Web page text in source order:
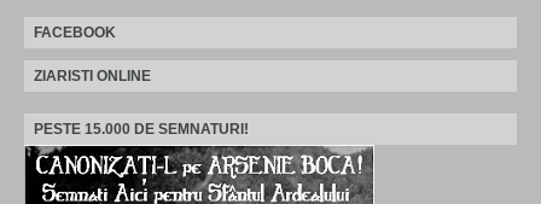
FACEBOOK
ZIARISTI ONLINE
PESTE 15.000 DE SEMNATURI!